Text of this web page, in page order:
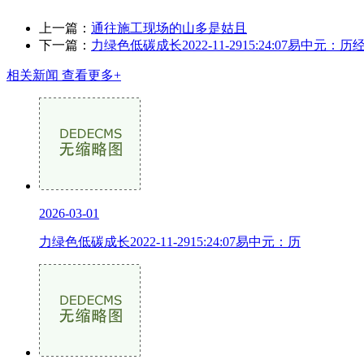
上一篇： 通往施工现场的山多是姑且
下一篇： 力绿色低碳成长2022-11-2915:24:07易中元：历
相关新闻 查看更多+
2026-03-01
力绿色低碳成长2022-11-2915:24:07易中元：历